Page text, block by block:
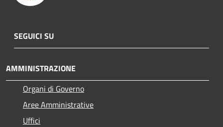
SEGUICI SU
AMMINISTRAZIONE
Organi di Governo
Aree Amministrative
Uffici